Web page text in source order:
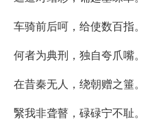
车骑前后呵，给使数百指。
何者为典刑，独自夸爪嘴。
在昔秦无人，绕朝赠之箠。
繄我非聋瞽，碌碌宁不耻。